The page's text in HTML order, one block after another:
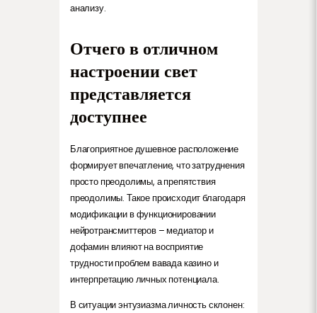
анализу.
Отчего в отличном
настроении свет
представляется
доступнее
Благоприятное душевное расположение
формирует впечатление, что затруднения
просто преодолимы, а препятствия
преодолимы. Такое происходит благодаря
модификации в функционировании
нейротрансмиттеров – медиатор и
дофамин влияют на восприятие
трудности проблем вавада казино и
интерпретацию личных потенциала.
В ситуации энтузиазма личность склонен: